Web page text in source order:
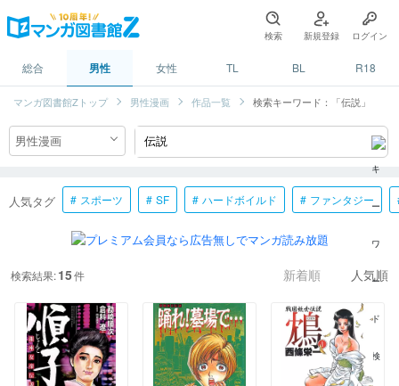
検索 新規登録 ログイン
総合 男性 女性 TL BL R18
マンガ図書館Zトップ 男性漫画 作品一覧 検索キーワード：「伝説」
人気タグ スポーツ SF ハードボイルド ファンタジー
検索結果:15件 新着順 人気順